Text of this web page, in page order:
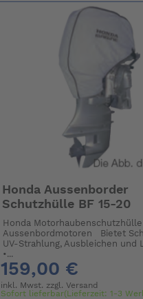
Honda Aussenborder
Schutzhülle BF 15-20
Honda
Aussenbordmotoren Bietet
UV-Strahlung, Ausbleichen und
•...
159,00 €
inkl. Mwst. zzgl.Versand
Sofort lieferbar(Lieferzeit: 1-3